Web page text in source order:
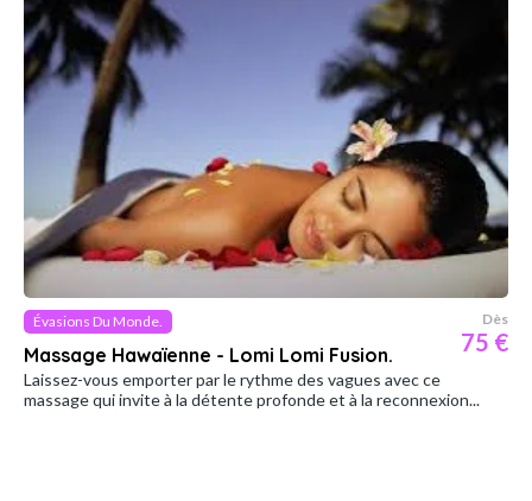
Évasions Du Monde.
Massage Hawaïenne - Lomi Lomi Fusion.
Dès
75 €
Laissez-vous emporter par le rythme des vagues avec ce
massage qui invite à la détente profonde et à la reconnexion...